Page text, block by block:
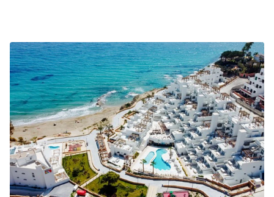
Essentiële cookies
Essentiële cookies worden gebruikt om algemene
statistieken vast te leggen en kunnen in geen geval
herleidbaar zijn naar een persoon.
Essentiële cookies
Marketing
Marketingcookies worden gebruikt om bezoekers te
volgen wanneer ze verschillende websites bezoeken.
Hun doel is advertenties weergeven die zijn